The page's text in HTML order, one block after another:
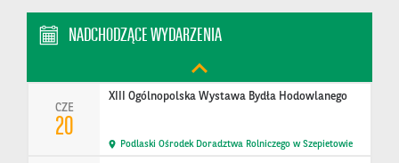
NADCHODZĄCE WYDARZENIA
CZE
15
Tomorrow
CZE
20
XIII Ogólnopolska Wystawa Bydła Hodowlanego
Podlaski Ośrodek Doradztwa Rolniczego w Szepietowie